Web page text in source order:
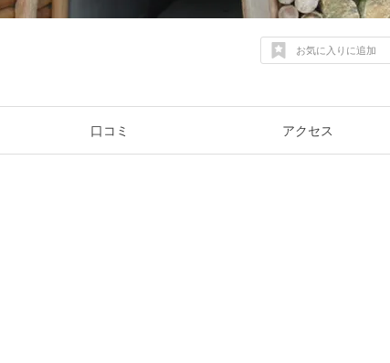
お気に入りに追加
口コミ アクセス